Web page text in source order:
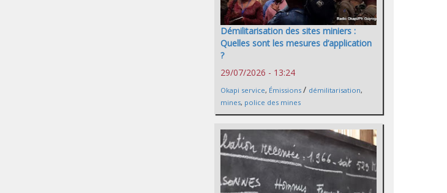
Démilitarisation des sites miniers :
Quelles sont les mesures d’application
?
29/07/2026 - 13:24
Okapi service, Émissions / démilitarisation,
mines, police des mines